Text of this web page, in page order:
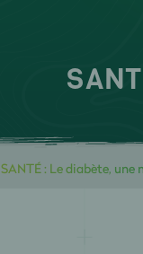
SANTÉ : Le diabète,